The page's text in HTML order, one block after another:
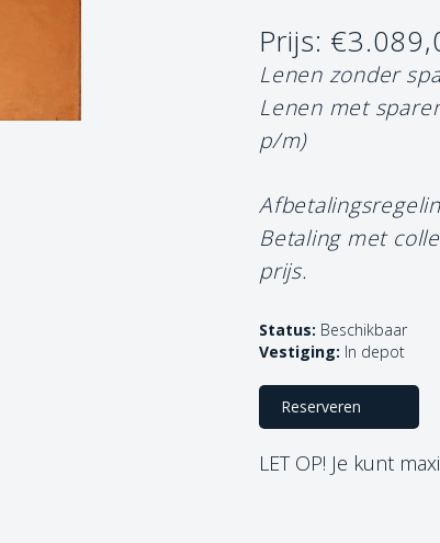
Prijs:
Lenen zonder
Lenen met
p/m)
Betaling met
prijs.
Status: Beschikbaar
Vestiging: In depot
Reserveren
LET OP! Je kunt